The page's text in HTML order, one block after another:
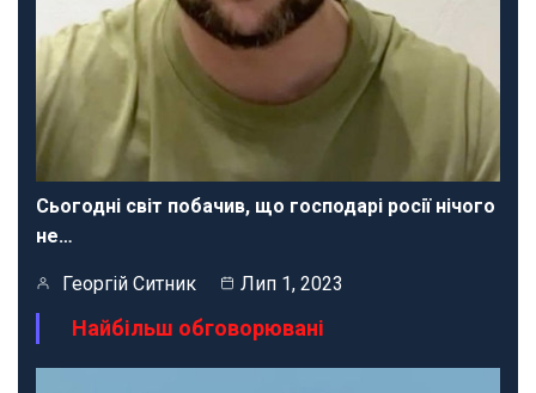
Сьогодні світ побачив, що господарі росії нічого
не…
Георгій Ситник Лип 1, 2023
Найбільш обговорювані